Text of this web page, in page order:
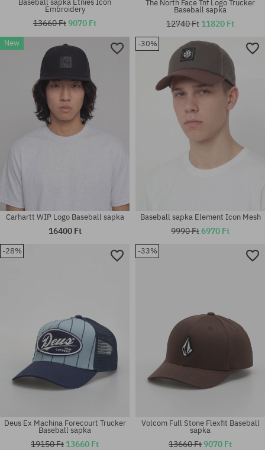
univerzális méret univerzális méret
Embroidery
13660 Ft9070 Ft
The North Face Tnf Logo Trucker
Baseball sapka
12740 Ft 11820 Ft
New
Carhartt WIP Logo Baseball sapka
16400 Ft
-30%
Baseball sapka Element Icon Mesh
9990 Ft6970 Ft
-28%
Deus Ex Machina Forecourt Trucker
Baseball sapka
19150 Ft 13660 Ft
-33%
Volcom Full Stone Flexfit Baseball
sapka
13660 Ft9070 Ft